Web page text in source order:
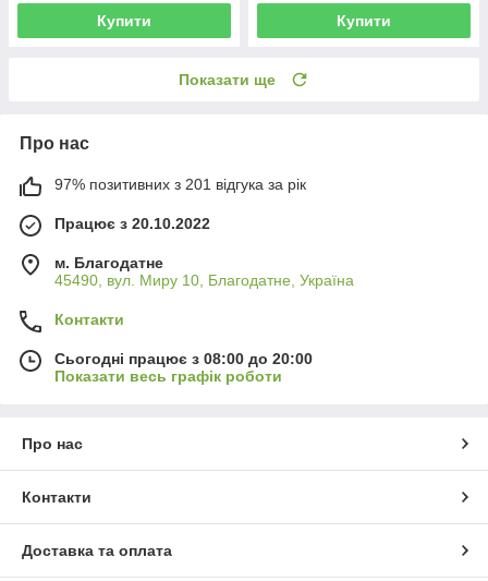
Купити Купити
Показати ще
Про нас
97% позитивних з 201 відгука за рік
Працює з 20.10.2022
м. Благодатне
45490, вул. Миру 10, Благодатне, Україна
Контакти
Сьогодні працює з 08:00 до 20:00
Показати весь графік роботи
Про нас
Контакти
Доставка та оплата